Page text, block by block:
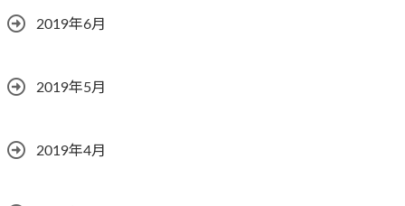
2019年6月
2019年5月
2019年4月